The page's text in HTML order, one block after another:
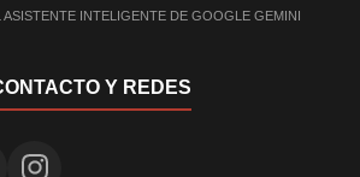
ASISTENTE INTELIGENTE DE GOOGLE GEMINI
Y REDES